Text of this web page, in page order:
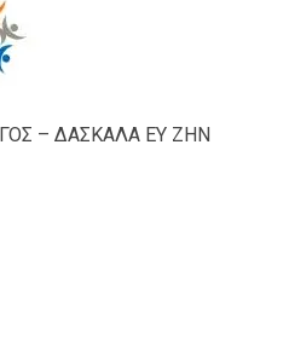
– ΔΑΣΚΑΛΑ ΕΥ ΖΗΝ